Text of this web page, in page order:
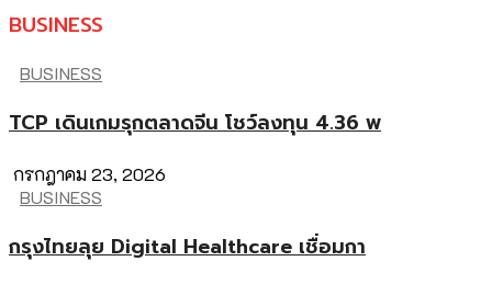
BUSINESS
BUSINESS
TCP เดินเกมรุกตลาดจีน โชว์ลงทุน 4.36 พ
กรกฎาคม 23, 2026
BUSINESS
กรุงไทยลุย Digital Healthcare เชื่อมกา